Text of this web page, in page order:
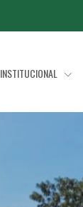
INSTITUCIONAL